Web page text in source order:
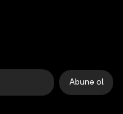
Abunə ol